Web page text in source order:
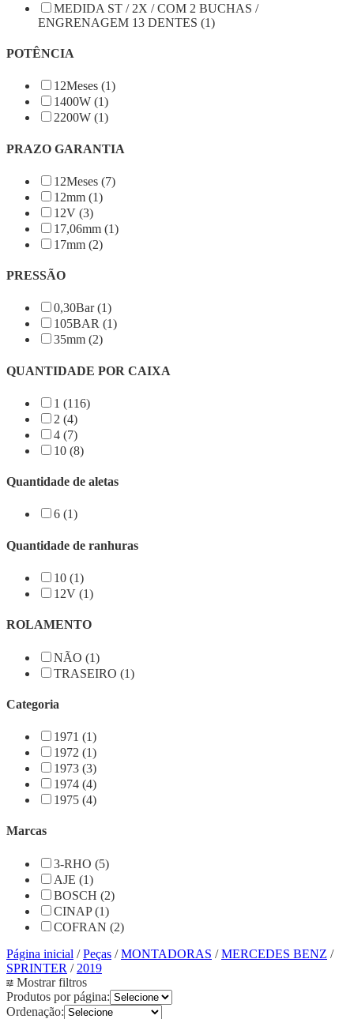
MEDIDA ST / 2X / COM 2 BUCHAS /
ENGRENAGEM 13 DENTES (1)
POTÊNCIA
12Meses (1)
1400W (1)
2200W (1)
PRAZO GARANTIA
12Meses (7)
12mm (1)
12V (3)
17,06mm (1)
17mm (2)
PRESSÃO
0,30Bar (1)
105BAR (1)
35mm (2)
QUANTIDADE POR CAIXA
1 (116)
2 (4)
4 (7)
10 (8)
Quantidade de aletas
6 (1)
Quantidade de ranhuras
10 (1)
12V (1)
ROLAMENTO
NÃO (1)
TRASEIRO (1)
Categoria
1971 (1)
1972 (1)
1973 (3)
1974 (4)
1975 (4)
Marcas
3-RHO (5)
AJE (1)
BOSCH (2)
CINAP (1)
COFRAN (2)
Página inicial /Peças /MONTADORAS /MERCEDES BENZ /
SPRINTER / 2019
Mostrar filtros
Produtos por página:
Ordenação: